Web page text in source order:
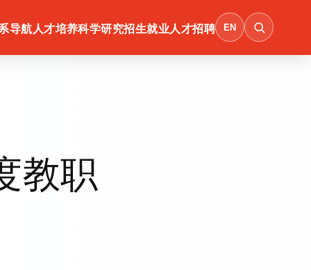
导航 人才培养科学研究招生就业人才招聘 EN
教职